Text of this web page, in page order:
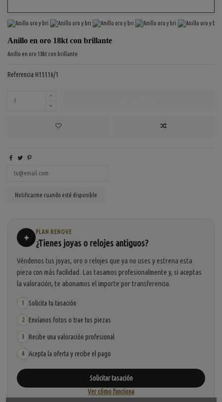
Anillo en oro 18kt con brillante
Anillo en oro 18kt con brillante
Referencia H15116/1
✦
PLAN RENOVE
¿Tienes joyas o relojes antiguos?
Véndenos tus joyas, oro o relojes que ya no uses y estrena esta
pieza con más facilidad. Las tasamos profesionalmente y, si aceptas
la valoración, te abonamos el importe por transferencia.
1 Solicita tu tasación
2 Envíanos fotos o trae tus piezas
3 Recibe una valoración profesional
4 Acepta la oferta y recibe el pago
Solicitar tasación
Ver cómo funciona